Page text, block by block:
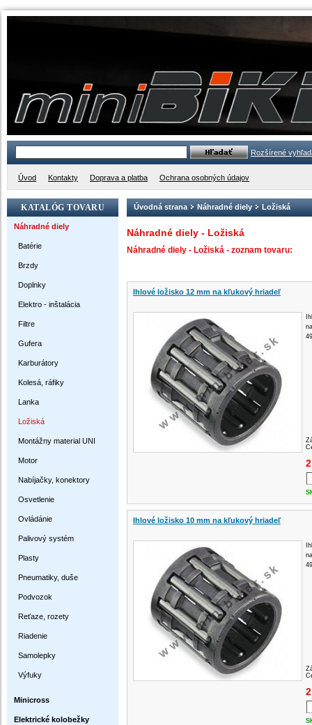
Rozšírené
Úvod Kontakty Doprava a platba Ochrana osobných údajov
KATALÓG TOVARU
Náhradné diely
Batérie
Brzdy
Doplnky
Elektro - inštalácia
Filtre
Gufera
Karburátory
Kolesá, ráfiky
Lanka
Ložiská
Montážny material UNI
Motor
Nabíjačky, konektory
Osvetlenie
Ovládánie
Palivový systém
Plasty
Pneumatiky, duše
Podvozok
Reťaze, rozety
Riadenie
Samolepky
Výfuky
Minicross
Elektrické kolobežky
Úvodná strana Náhradné diely Ložiská
Náhradné diely - Ložiská
Náhradné diely - Ložiská - zoznam tovaru:
Ihlové ložisko 12 mm na kľukový hriadeľ
Ihlové ložisko 10 mm na kľukový hriadeľ